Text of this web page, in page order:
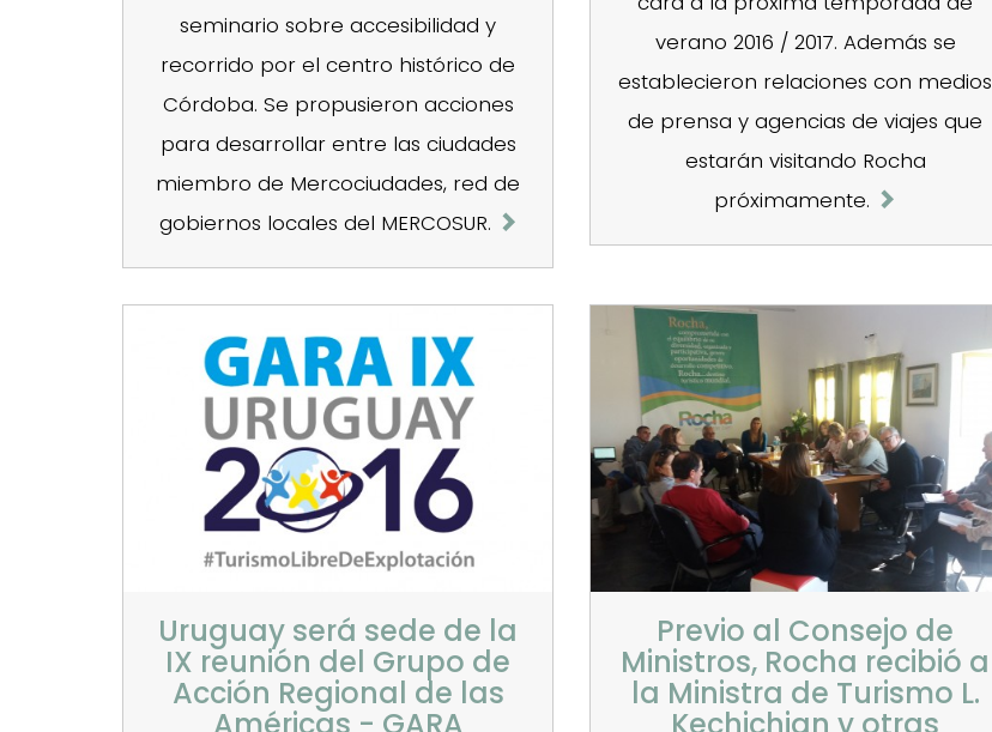
seminario sobre accesibilidad y
recorrido por el centro histórico de
Córdoba. Se propusieron acciones
para desarrollar entre las ciudades
miembro de Mercociudades, red de
gobiernos locales del MERCOSUR.
verano 2016 / 2017. Además se
establecieron relaciones con medios
de prensa y agencias de viajes que
estarán visitando Rocha
próximamente.
Uruguay será sede de la
IX reunión del Grupo de
Acción Regional de las
Américas - GARA
Previo al Consejo de
Ministros, Rocha recibió a
la Ministra de Turismo L.
Kechichian y otras